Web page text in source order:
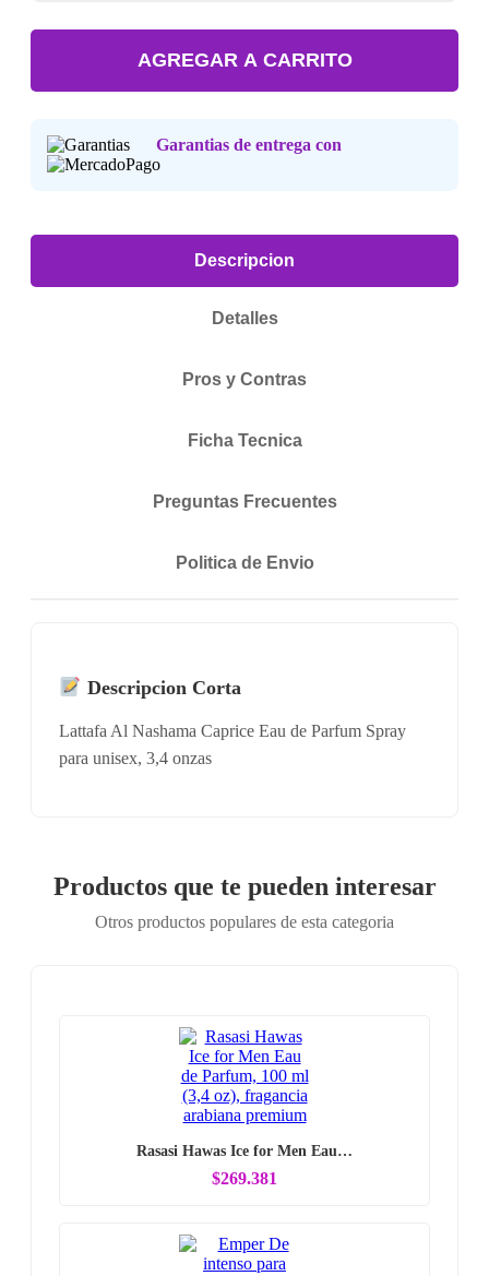
Tipo de producto:Producto Importado.
Tiempo de entrega:Estimado de 7 a 15 dias habiles.
Consulta nuestra Politica de Devoluciones.
AGREGAR A CARRITO
Garantias de entrega con
Descripcion
Detalles
Pros y Contras
Ficha Tecnica
Preguntas Frecuentes
Politica de Envio
Descripcion Corta
Lattafa Al Nashama Caprice Eau de Parfum Spray
para unisex, 3,4 onzas
Productos que te pueden interesar
Otros productos populares de esta categoria
Rasasi Hawas Ice for Men Eau…
$269.381